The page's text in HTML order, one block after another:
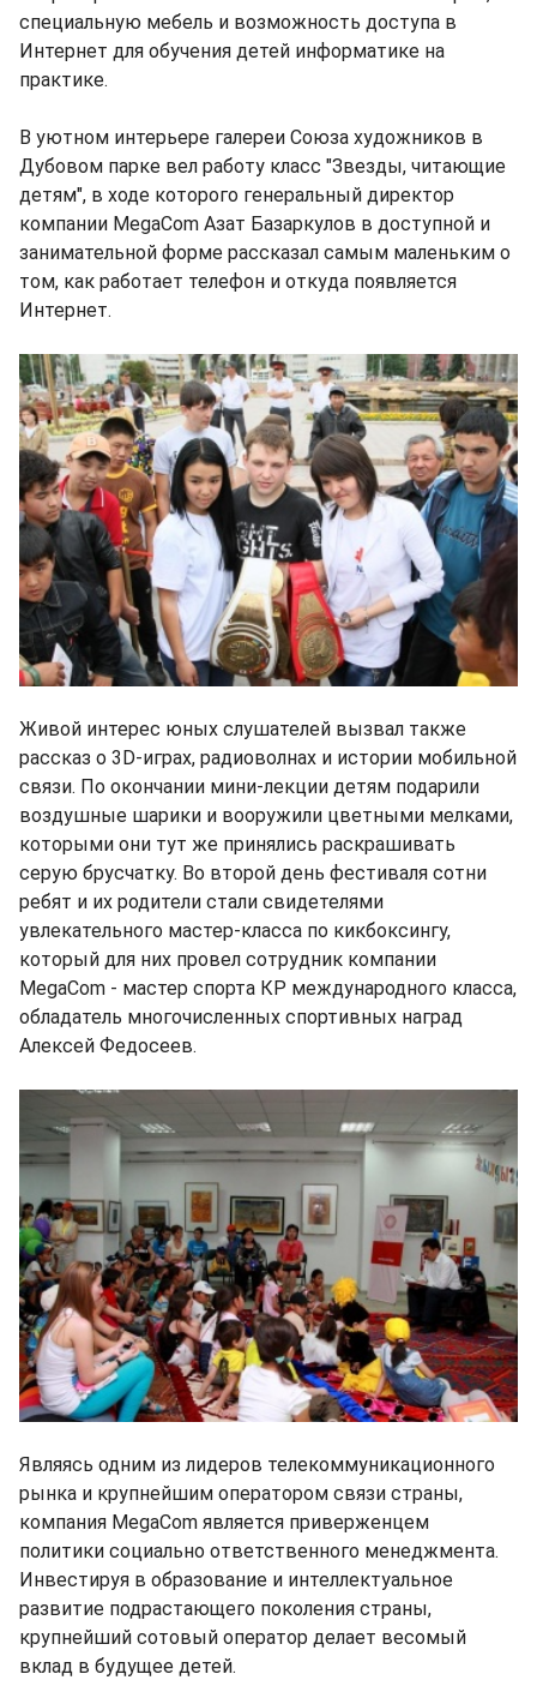
специальную мебель и возможность доступа в
Интернет для обучения детей информатике на
практике.
В уютном интерьере галереи Союза художников в
Дубовом парке вел работу класс "Звезды, читающие
детям", в ходе которого генеральный директор
компании MegaCom Азат Базаркулов в доступной и
занимательной форме рассказал самым маленьким о
том, как работает телефон и откуда появляется
Интернет.
Живой интерес юных слушателей вызвал также
рассказ о 3D-играх, радиоволнах и истории мобильной
связи. По окончании мини-лекции детям подарили
воздушные шарики и вооружили цветными мелками,
которыми они тут же принялись раскрашивать
серую брусчатку. Во второй день фестиваля сотни
ребят и их родители стали свидетелями
увлекательного мастер-класса по кикбоксингу,
который для них провел сотрудник компании
MegaCom - мастер спорта КР международного класса,
обладатель многочисленных спортивных наград
Алексей Федосеев.
Являясь одним из лидеров телекоммуникационного
рынка и крупнейшим оператором связи страны,
компания MegaCom является приверженцем
политики социально ответственного менеджмента.
Инвестируя в образование и интеллектуальное
развитие подрастающего поколения страны,
крупнейший сотовый оператор делает весомый
вклад в будущее детей.